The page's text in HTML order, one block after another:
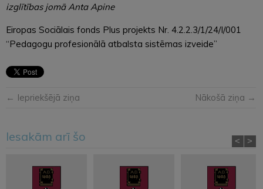
izglītības jomā Anta Apine
Eiropas Sociālais fonds Plus projekts Nr. 4.2.2.3/1/24/I/001
“Pedagogu profesionālā atbalsta sistēmas izveide”
← Iepriekšējā ziņa Nākošā ziņa →
Iesakām arī šo < >